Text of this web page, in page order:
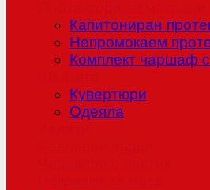
Капитониран
Непромокаем
Комплект чаршаф
Кувертюри
Одеяла